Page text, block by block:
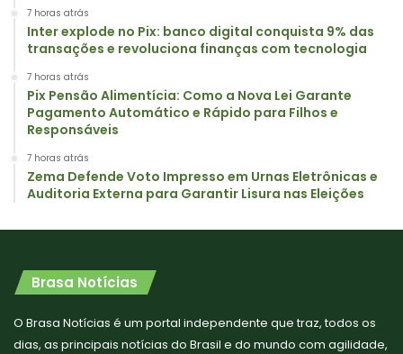
7 horas atrás
Inter explode no Pix: banco digital conquista 9% das
transações e revoluciona finanças com tecnologia
7 horas atrás
Pix Pensão Alimentícia: Como a Nova Lei Garante
Pagamento Automático e Rápido para Filhos e
Responsáveis
7 horas atrás
Zema Defende Voto Impresso em Urnas Eletrônicas e
Auditoria Externa para Garantir Lisura nas Eleições
Brasa Notícias
O Brasa Notícias é um portal independente que traz, todos os
dias, as principais notícias do Brasil e do mundo com agilidade,